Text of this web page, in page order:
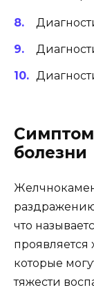
болезни
что
которые
тяжести